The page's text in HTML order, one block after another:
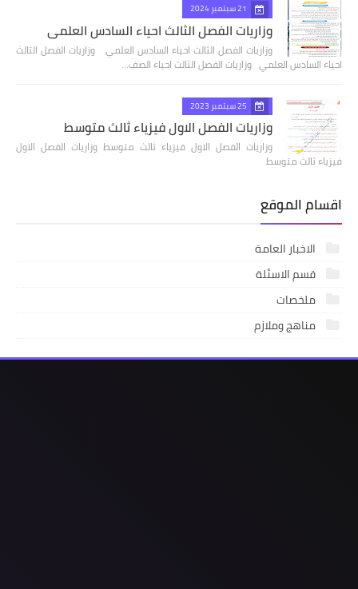
21 سبتمبر 2024
وزاريات الفصل الثالث احياء السادس العلمي
وزاريات الفصل الثالث احياء السادس العلمي وزاريات الفصل الثالث
احياء السادس العلمي وزاريات الفصل الثالث احياء الصف…
25 سبتمبر 2023
وزاريات الفصل الاول فيزياء ثالث متوسط
وزاريات الفصل الاول فيزياء ثالث متوسط وزاريات الفصل الاول
فيزياء ثالث متوسط
اقسام الموقع
الاخبار العامة
قسم الاسئلة
ملخصات
مناهج وملازم